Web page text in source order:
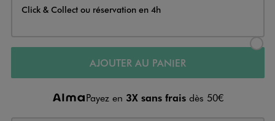
Click & Collect ou réservation en 4h
AJOUTER AU PANIER
Payez en 3X sans frais dès 50€